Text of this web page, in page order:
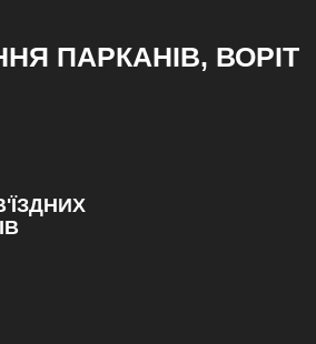
ПАРКАНІВ, ВОРІТ